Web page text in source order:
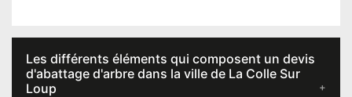
Les différents éléments qui composent un devis
d'abattage d'arbre dans la ville de La Colle Sur
Loup